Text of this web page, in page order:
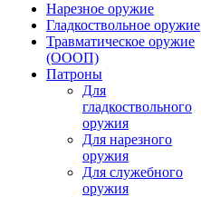
Нарезное оружие
Гладкоствольное оружие
Травматическое оружие
(ОООП)
Патроны
Для
гладкоствольного
оружия
Для нарезного
оружия
Для служебного
оружия